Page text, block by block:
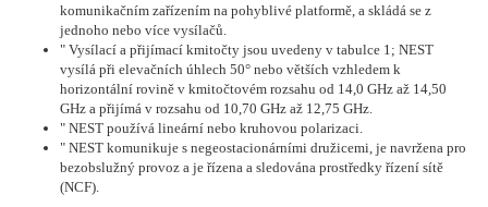
komunikačním zařízením na pohyblivé platformě, a skládá se z
jednoho nebo více vysílačů.
" Vysílací a přijímací kmitočty jsou uvedeny v tabulce 1; NEST
vysílá při elevačních úhlech 50° nebo větších vzhledem k
horizontální rovině v kmitočtovém rozsahu od 14,0 GHz až 14,50
GHz a přijímá v rozsahu od 10,70 GHz až 12,75 GHz.
" NEST používá lineární nebo kruhovou polarizaci.
" NEST komunikuje s negeostacionárními družicemi, je navržena pro
bezobslužný provoz a je řízena a sledována prostředky řízení sítě
(NCF).